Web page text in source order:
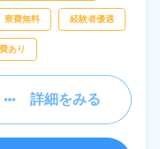
寮費無料 経験者優遇
あり
詳細をみる